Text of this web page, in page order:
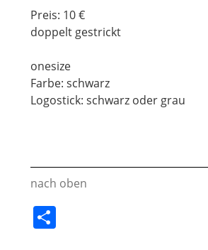
Preis: 10 €
doppelt gestrickt
onesize
Farbe: schwarz
Logostick: schwarz oder grau
nach oben
T
ei